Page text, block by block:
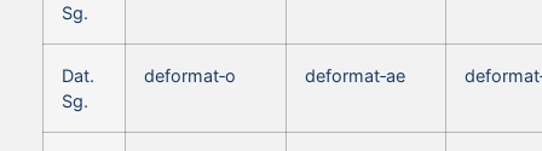
Sg.
Dat.
Sg.
deformat‑o deformat‑ae